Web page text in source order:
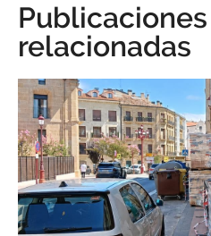
Publicaciones
relacionadas